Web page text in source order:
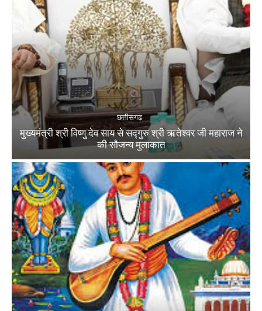
छत्तीसगढ़
मुख्यमंत्री श्री विष्णु देव साय से सद्गुरु श्री ऋतेश्वर जी महाराज ने
की सौजन्य मुलाकात